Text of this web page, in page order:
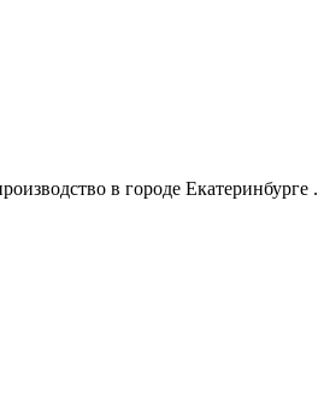
в городе Екатеринбурге .